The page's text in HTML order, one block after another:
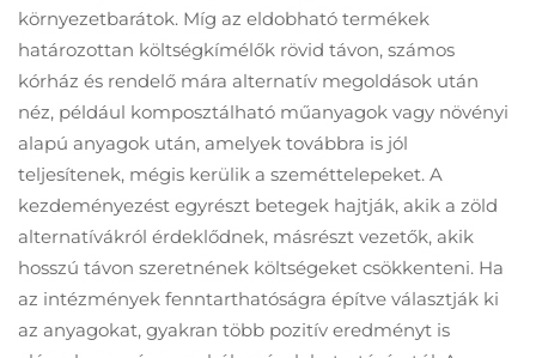
környezetbarátok. Míg az eldobható termékek
határozottan költségkímélők rövid távon, számos
kórház és rendelő mára alternatív megoldások után
néz, például komposztálható műanyagok vagy növényi
alapú anyagok után, amelyek továbbra is jól
teljesítenek, mégis kerülik a szeméttelepeket. A
kezdeményezést egyrészt betegek hajtják, akik a zöld
alternatívákról érdeklődnek, másrészt vezetők, akik
hosszú távon szeretnének költségeket csökkenteni. Ha
az intézmények fenntarthatóságra építve választják ki
az anyagokat, gyakran több pozitív eredményt is